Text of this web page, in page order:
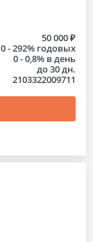
50 000 ₽
0 - 292% годовых
0 - 0,8% в день
до 30 дн.
2103322009711